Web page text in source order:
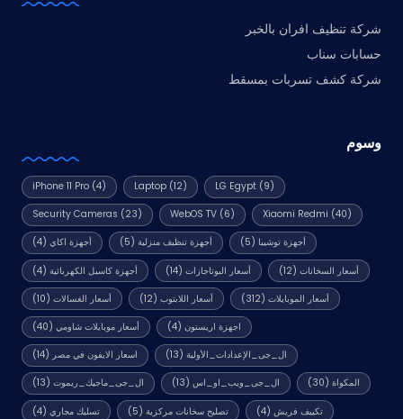
شركة تنظيف افران بالخبر
حسابات سناب
شركة كشف تسربات بمسقط
وسوم
iPhone 11 Pro (4) Laptop(12) LG Egypt(9)
Security Cameras (23) WebOS TV(6) Xiaomi Redmi (40)
أجهزة اكاي(4) أجهزة تنظيف منزلية (5) أجهزة توشيبا (5)
أجهزة كاسيل الكهربائية(4) أسعار البوتاجازات (14) أسعار السخانات (12)
أسعار الغسالات(10) أسعار اللابتوب (12) أسعار الموبايلات (312)
أسعار موبايلات شاومي(40) اجهزة اريستون (4)
اسعار الايفون في مصر (14) ال_جى_الإعدادات_الأولية (13)
ال_جى_ماجيك_ريموت(13) ال_جى_ويب_او_اس (13) المكواة (30)
تسليك مجاري(4) تصليح سخانات مركزية (5) تكييف فريش (4)